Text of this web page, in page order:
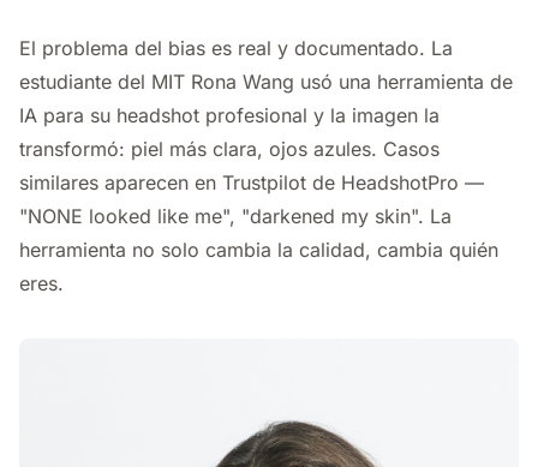
El problema del bias es real y documentado. La
estudiante del MIT Rona Wang usó una herramienta de
IA para su headshot profesional y la imagen la
transformó: piel más clara, ojos azules. Casos
similares aparecen en Trustpilot de HeadshotPro —
"NONE looked like me", "darkened my skin". La
herramienta no solo cambia la calidad, cambia quién
eres.